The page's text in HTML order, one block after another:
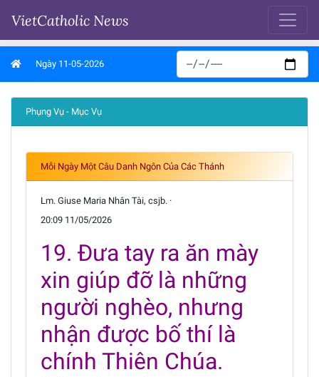
VietCatholic News
Ngày 11-05-2026
Phụng Vụ - Mục Vụ
Mỗi Ngày Một Câu Danh Ngôn Của Các Thánh
Lm. Giuse Maria Nhân Tài, csjb. ·
20:09 11/05/2026
19. Đưa tay ra ăn mày
xin giúp đỡ là những
người nghèo, nhưng
nhận được bố thí là
chính Thiên Chúa.